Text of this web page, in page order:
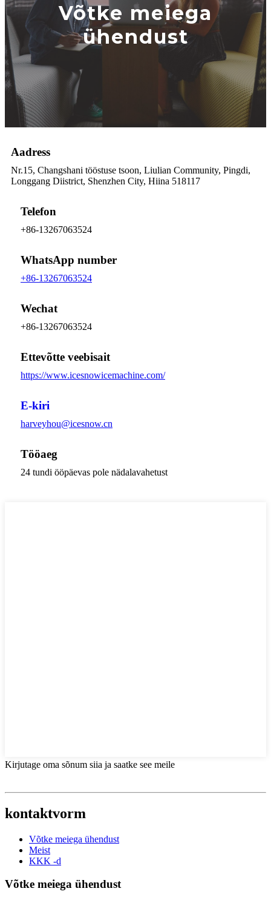
Võtke meiega
ühendust
Aadress
Nr.15, Changshani tööstuse tsoon, Liulian Community, Pingdi,
Longgang Diistrict, Shenzhen City, Hiina 518117
Telefon
+86-13267063524
WhatsApp number
+86-13267063524
Wechat
+86-13267063524
Ettevõtte veebisait
https://www.icesnowicemachine.com/
E-kiri
harveyhou@icesnow.cn
Tööaeg
24 tundi ööpäevas pole nädalavahetust
Kirjutage oma sõnum siia ja saatke see meile
kontaktvorm
Võtke meiega ühendust
Meist
KKK -d
Võtke meiega ühendust